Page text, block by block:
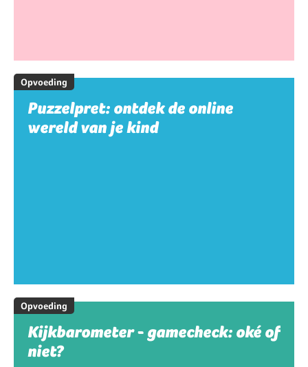
Opvoeding
Puzzelpret: ontdek de online
wereld van je kind
Opvoeding
Kijkbarometer - gamecheck: oké of
niet?